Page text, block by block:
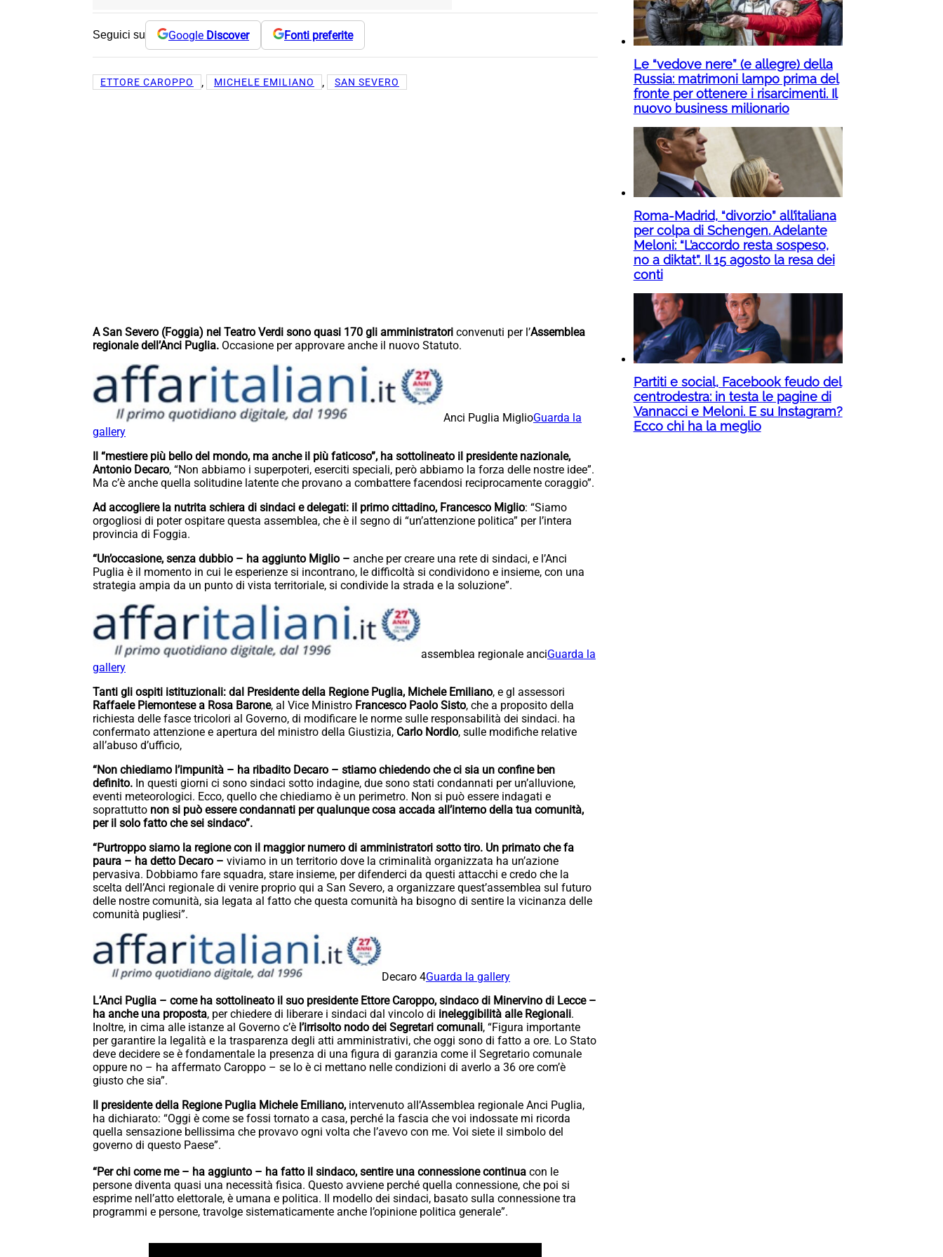
Seguici su Google Discover Fonti preferite
ETTORE CAROPPO , MICHELE EMILIANO , SAN SEVERO
A San Severo (Foggia) nel Teatro Verdi sono quasi 170 gli amministratori convenuti per l’Assemblea
regionale dell’Anci Puglia. Occasione per approvare anche il nuovo Statuto.
Anci Puglia MiglioGuarda la
gallery
Il “mestiere più bello del mondo, ma anche il più faticoso”, ha sottolineato il presidente nazionale,
Antonio Decaro, “Non abbiamo i superpoteri, eserciti speciali, però abbiamo la forza delle nostre idee”.
Ma c’è anche quella solitudine latente che provano a combattere facendosi reciprocamente coraggio”.
Ad accogliere la nutrita schiera di sindaci e delegati: il primo cittadino, Francesco Miglio: “Siamo
orgogliosi di poter ospitare questa assemblea, che è il segno di “un’attenzione politica” per l’intera
provincia di Foggia.
“Un’occasione, senza dubbio – ha aggiunto Miglio – anche per creare una rete di sindaci, e l’Anci
Puglia è il momento in cui le esperienze si incontrano, le difficoltà si condividono e insieme, con una
strategia ampia da un punto di vista territoriale, si condivide la strada e la soluzione”.
assemblea regionale anciGuarda la
gallery
Tanti gli ospiti istituzionali: dal Presidente della Regione Puglia, Michele Emiliano, e gl assessori
Raffaele Piemontese a Rosa Barone, al Vice Ministro Francesco Paolo Sisto, che a proposito della
richiesta delle fasce tricolori al Governo, di modificare le norme sulle responsabilità dei sindaci. ha
confermato attenzione e apertura del ministro della Giustizia, Carlo Nordio, sulle modifiche relative
all’abuso d’ufficio,
“Non chiediamo l’impunità – ha ribadito Decaro – stiamo chiedendo che ci sia un confine ben
definito. In questi giorni ci sono sindaci sotto indagine, due sono stati condannati per un’alluvione,
eventi meteorologici. Ecco, quello che chiediamo è un perimetro. Non si può essere indagati e
soprattutto non si può essere condannati per qualunque cosa accada all’interno della tua comunità,
per il solo fatto che sei sindaco”.
“Purtroppo siamo la regione con il maggior numero di amministratori sotto tiro. Un primato che fa
paura – ha detto Decaro – viviamo in un territorio dove la criminalità organizzata ha un’azione
pervasiva. Dobbiamo fare squadra, stare insieme, per difenderci da questi attacchi e credo che la
scelta dell’Anci regionale di venire proprio qui a San Severo, a organizzare quest’assemblea sul futuro
delle nostre comunità, sia legata al fatto che questa comunità ha bisogno di sentire la vicinanza delle
comunità pugliesi”.
Decaro 4Guarda la gallery
L’Anci Puglia – come ha sottolineato il suo presidente Ettore Caroppo, sindaco di Minervino di Lecce –
ha anche una proposta, per chiedere di liberare i sindaci dal vincolo di ineleggibilità alle Regionali.
Inoltre, in cima alle istanze al Governo c’è l’irrisolto nodo dei Segretari comunali, “Figura importante
per garantire la legalità e la trasparenza degli atti amministrativi, che oggi sono di fatto a ore. Lo Stato
deve decidere se è fondamentale la presenza di una figura di garanzia come il Segretario comunale
oppure no – ha affermato Caroppo – se lo è ci mettano nelle condizioni di averlo a 36 ore com’è
giusto che sia”.
Il presidente della Regione Puglia Michele Emiliano, intervenuto all’Assemblea regionale Anci Puglia,
ha dichiarato: “Oggi è come se fossi tornato a casa, perché la fascia che voi indossate mi ricorda
quella sensazione bellissima che provavo ogni volta che l’avevo con me. Voi siete il simbolo del
governo di questo Paese”.
“Per chi come me – ha aggiunto – ha fatto il sindaco, sentire una connessione continua con le
persone diventa quasi una necessità fisica. Questo avviene perché quella connessione, che poi si
esprime nell’atto elettorale, è umana e politica. Il modello dei sindaci, basato sulla connessione tra
programmi e persone, travolge sistematicamente anche l’opinione politica generale”.
Le “vedove nere” (e allegre) della
Russia: matrimoni lampo prima del
fronte per ottenere i risarcimenti. Il
nuovo business milionario
Roma-Madrid, “divorzio” all’italiana
per colpa di Schengen. Adelante
Meloni: “L’accordo resta sospeso,
no a diktat”. Il 15 agosto la resa dei
conti
Partiti e social, Facebook feudo del
centrodestra: in testa le pagine di
Vannacci e Meloni. E su Instagram?
Ecco chi ha la meglio